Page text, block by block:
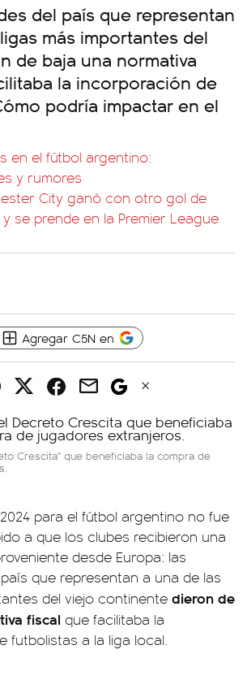
del país que representan
más importantes del
de baja una normativa
la incorporación de
podría impactar en el
en el fútbol argentino:
y rumores
City ganó con otro gol de
se prende en la Premier League
Agregar C5N en
Crescita" que beneficiaba la compra de
para el fútbol argentino no fue
a que los clubes recibieron una
desde Europa: las
que representan a una de las
del viejo continente dieron de
fiscal que facilitaba la
futbolistas a la liga local.